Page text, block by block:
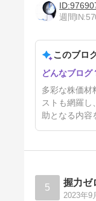
すすめ10銘柄
3日前
週間IN:
このブロ
多彩な株価材
ストも網羅
助となる内容
5 握力ゼ